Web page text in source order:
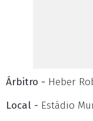
Árbitro - Heber
Local - Estádio